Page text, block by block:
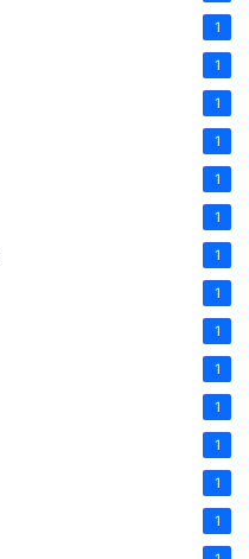
1
1
1
1
1
1
1
1
1
1
1
1
1
1